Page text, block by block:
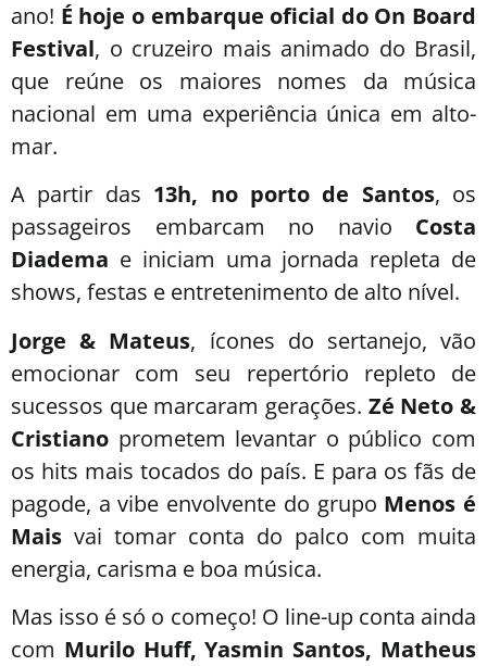
ano! É hoje o embarque oficial do On Board
Festival, o cruzeiro mais animado do Brasil,
que reúne os maiores nomes da música
nacional em uma experiência única em alto-
mar.
A partir das 13h, no porto de Santos, os
passageiros embarcam no navio Costa
Diadema e iniciam uma jornada repleta de
shows, festas e entretenimento de alto nível.
Jorge & Mateus, ícones do sertanejo, vão
emocionar com seu repertório repleto de
sucessos que marcaram gerações. Zé Neto &
Cristiano prometem levantar o público com
os hits mais tocados do país. E para os fãs de
pagode, a vibe envolvente do grupo Menos é
Mais vai tomar conta do palco com muita
energia, carisma e boa música.
Mas isso é só o começo! O line-up conta ainda
com Murilo Huff, Yasmin Santos, Matheus